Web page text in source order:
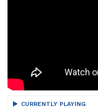
CURRENTLY PLAYING